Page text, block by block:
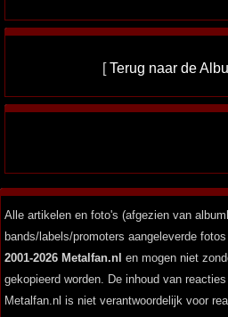
[Terug naar de
Alle artikelen en foto's (afgezien van
bands/labels/promoters aangeleverde
2001-2026 Metalfan.nl en mogen niet
gekopieerd worden. De inhoud van
Metalfan.nl is niet verantwoordelijk voor